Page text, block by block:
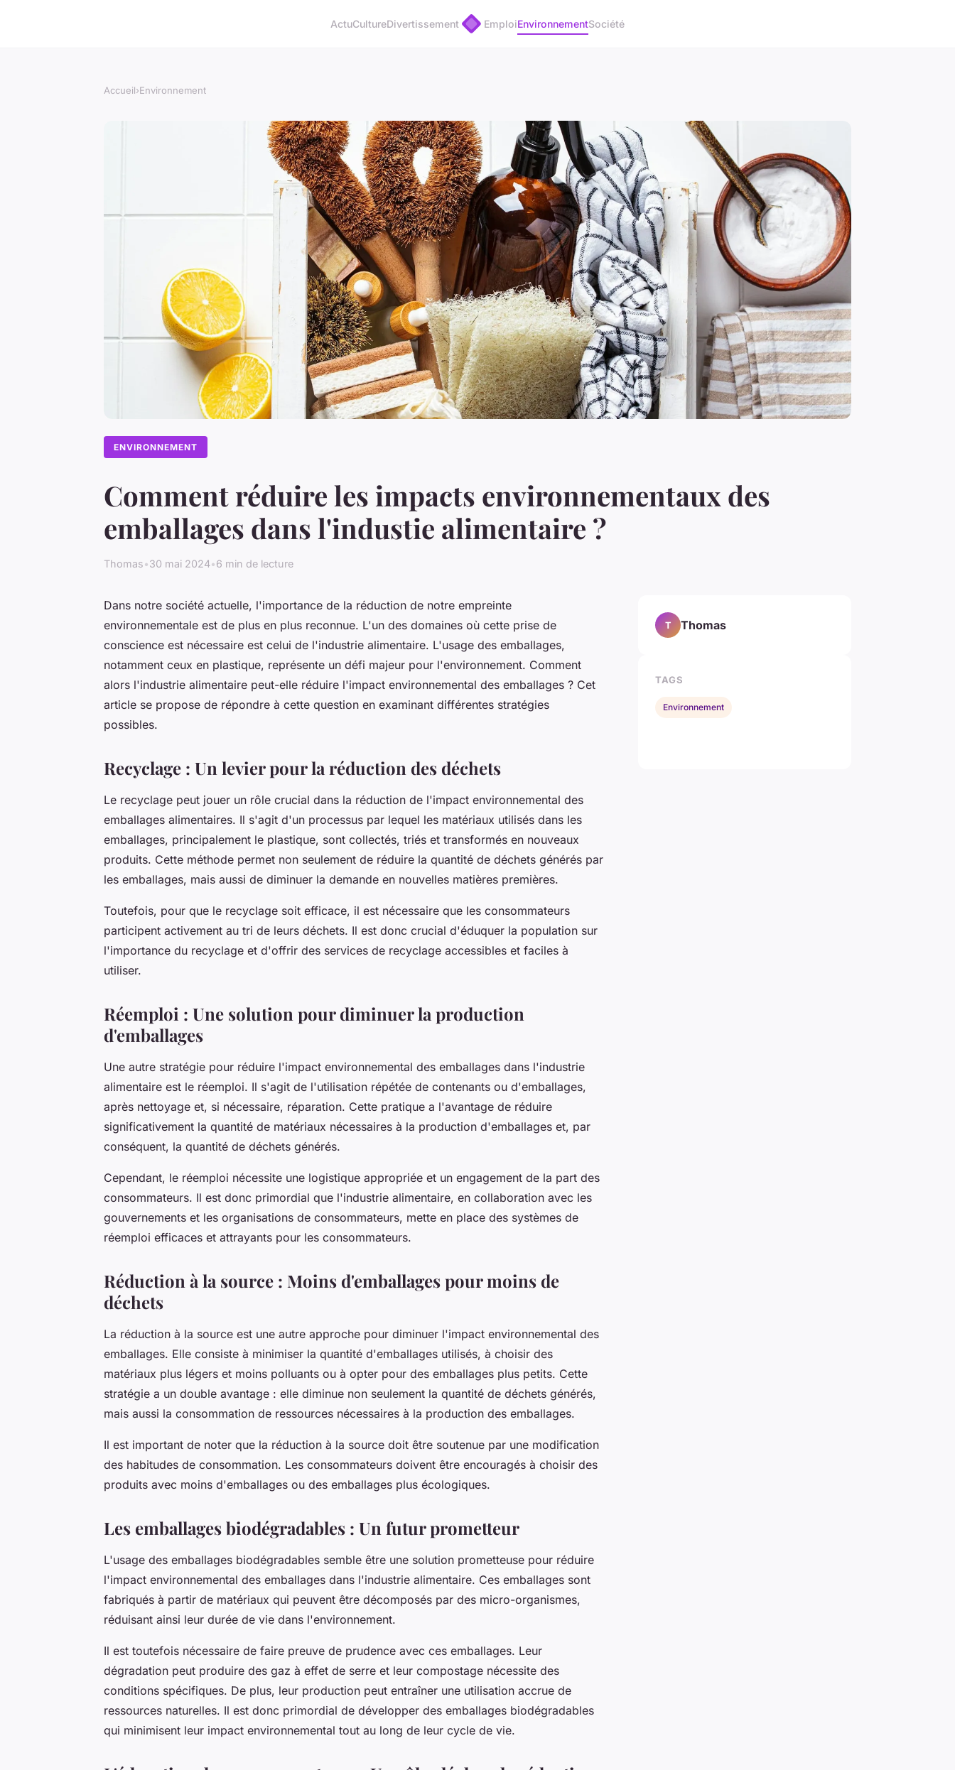
ActuCultureDivertissement EmploiEnvironnementSociété
Accueil›Environnement
ENVIRONNEMENT
Comment réduire les impacts environnementaux des
emballages dans l'industie alimentaire ?
Thomas•30 mai 2024•6 min de lecture
Dans notre société actuelle, l'importance de la réduction de notre empreinte
environnementale est de plus en plus reconnue. L'un des domaines où cette prise de
conscience est nécessaire est celui de l'industrie alimentaire. L'usage des emballages,
notamment ceux en plastique, représente un défi majeur pour l'environnement. Comment
alors l'industrie alimentaire peut-elle réduire l'impact environnemental des emballages ? Cet
article se propose de répondre à cette question en examinant différentes stratégies
possibles.
Recyclage : Un levier pour la réduction des déchets
Le recyclage peut jouer un rôle crucial dans la réduction de l'impact environnemental des
emballages alimentaires. Il s'agit d'un processus par lequel les matériaux utilisés dans les
emballages, principalement le plastique, sont collectés, triés et transformés en nouveaux
produits. Cette méthode permet non seulement de réduire la quantité de déchets générés par
les emballages, mais aussi de diminuer la demande en nouvelles matières premières.
Toutefois, pour que le recyclage soit efficace, il est nécessaire que les consommateurs
participent activement au tri de leurs déchets. Il est donc crucial d'éduquer la population sur
l'importance du recyclage et d'offrir des services de recyclage accessibles et faciles à
utiliser.
Réemploi : Une solution pour diminuer la production
d'emballages
Une autre stratégie pour réduire l'impact environnemental des emballages dans l'industrie
alimentaire est le réemploi. Il s'agit de l'utilisation répétée de contenants ou d'emballages,
après nettoyage et, si nécessaire, réparation. Cette pratique a l'avantage de réduire
significativement la quantité de matériaux nécessaires à la production d'emballages et, par
conséquent, la quantité de déchets générés.
Cependant, le réemploi nécessite une logistique appropriée et un engagement de la part des
consommateurs. Il est donc primordial que l'industrie alimentaire, en collaboration avec les
gouvernements et les organisations de consommateurs, mette en place des systèmes de
réemploi efficaces et attrayants pour les consommateurs.
Réduction à la source : Moins d'emballages pour moins de
déchets
La réduction à la source est une autre approche pour diminuer l'impact environnemental des
emballages. Elle consiste à minimiser la quantité d'emballages utilisés, à choisir des
matériaux plus légers et moins polluants ou à opter pour des emballages plus petits. Cette
stratégie a un double avantage : elle diminue non seulement la quantité de déchets générés,
mais aussi la consommation de ressources nécessaires à la production des emballages.
Il est important de noter que la réduction à la source doit être soutenue par une modification
des habitudes de consommation. Les consommateurs doivent être encouragés à choisir des
produits avec moins d'emballages ou des emballages plus écologiques.
Les emballages biodégradables : Un futur prometteur
L'usage des emballages biodégradables semble être une solution prometteuse pour réduire
l'impact environnemental des emballages dans l'industrie alimentaire. Ces emballages sont
fabriqués à partir de matériaux qui peuvent être décomposés par des micro-organismes,
réduisant ainsi leur durée de vie dans l'environnement.
Il est toutefois nécessaire de faire preuve de prudence avec ces emballages. Leur
dégradation peut produire des gaz à effet de serre et leur compostage nécessite des
conditions spécifiques. De plus, leur production peut entraîner une utilisation accrue de
ressources naturelles. Il est donc primordial de développer des emballages biodégradables
qui minimisent leur impact environnemental tout au long de leur cycle de vie.
T Thomas
TAGS
Environnement